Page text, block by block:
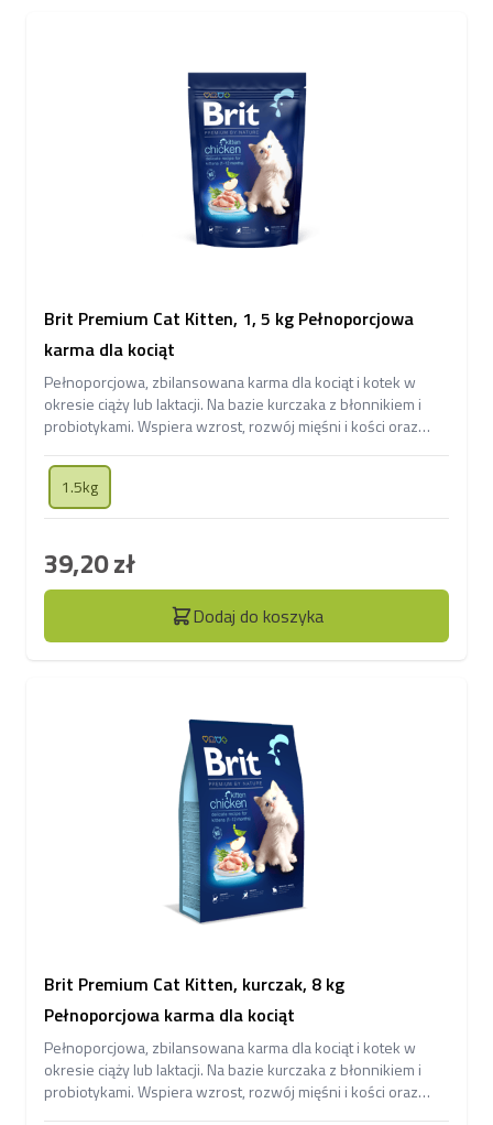
Brit Premium Cat Kitten, 1, 5 kg Pełnoporcjowa
karma dla kociąt
Pełnoporcjowa, zbilansowana karma dla kociąt i kotek w
okresie ciąży lub laktacji. Na bazie kurczaka z błonnikiem i
probiotykami. Wspiera wzrost, rozwój mięśni i kości oraz
1.5kg
39,20 zł
Dodaj do koszyka
Brit Premium Cat Kitten, kurczak, 8 kg
Pełnoporcjowa karma dla kociąt
Pełnoporcjowa, zbilansowana karma dla kociąt i kotek w
okresie ciąży lub laktacji. Na bazie kurczaka z błonnikiem i
probiotykami. Wspiera wzrost, rozwój mięśni i kości oraz